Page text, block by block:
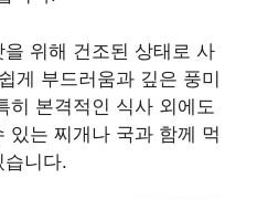
위해 건조된 상태로 사
게 부드러움과 깊은 풍미
히 본격적인 식사 외에도
있는 찌개나 국과 함께 먹
습니다.